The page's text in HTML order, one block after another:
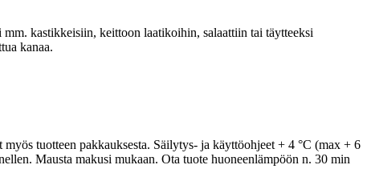
kastikkeisiin, keittoon laatikoihin, salaattiin tai täytteeksi
kanaa.
tuotteen pakkauksesta. Säilytys- ja käyttöohjeet + 4 °C (max + 6
Mausta makusi mukaan. Ota tuote huoneenlämpöön n. 30 min